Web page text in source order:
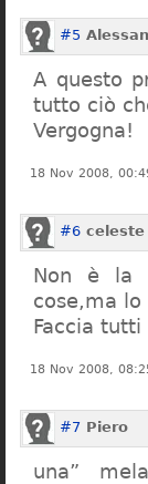
#5
A questo
tutto ciò
Vergogna!
18 Nov 2008,
#6 celeste
Non è la
cose,ma
Faccia
18 Nov 2008,
#7 Piero
una”